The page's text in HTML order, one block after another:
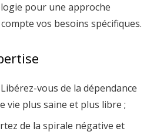
pour une approche
vos besoins spécifiques.
vous de la dépendance
vie plus saine et plus libre ;
de la spirale négative et